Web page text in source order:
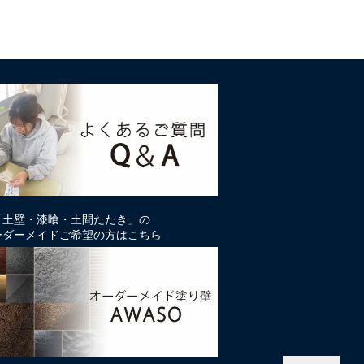
土壁・漆喰・土間たたき」の
ダーメイドご希望の方はこちら